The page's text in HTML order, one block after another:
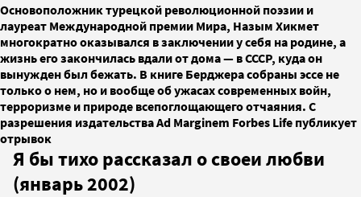
Основоположник турецкой революционной поэзии и
лауреат Международной премии Мира, Назым Хикмет
многократно оказывался в заключении у себя на родине, а
жизнь его закончилась вдали от дома — в СССР, куда он
вынужден был бежать. В книге Берджера собраны эссе не
только о нем, но и вообще об ужасах современных войн,
терроризме и природе всепоглощающего отчаяния. С
разрешения издательства Ad Marginem Forbes Life публикует
отрывок
Я бы тихо рассказал о своеи любви
(январь 2002)